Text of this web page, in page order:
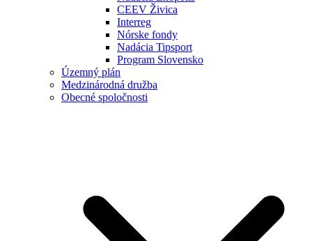
CEEV Živica
Interreg
Nórske fondy
Nadácia Tipsport
Program Slovensko
Územný plán
Medzinárodná družba
Obecné spoločnosti